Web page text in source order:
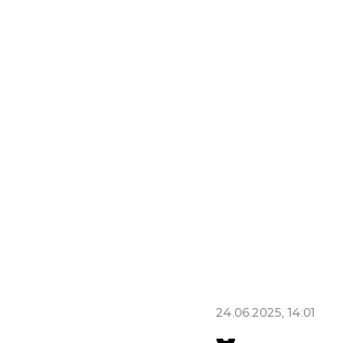
24.06.2025, 14:01